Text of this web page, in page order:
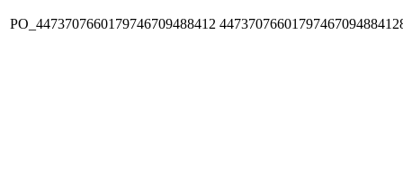
PO_4473707660179746709488412